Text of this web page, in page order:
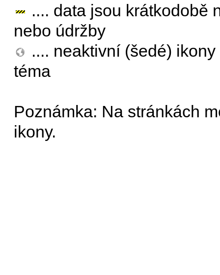
.... data jsou krátkodobě
nebo údržby
.... neaktivní (šedé)
téma
Poznámka: Na stránkách
ikony.